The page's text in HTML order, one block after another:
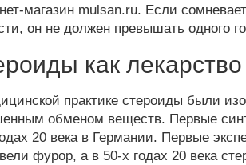
магазин mulsan.ru. Если
он не должен превышать одного
как лекарство
практике стероиды были
обменом веществ. Первые
20 века в Германии. Первые
фурор, а в 50-х годах 20 века